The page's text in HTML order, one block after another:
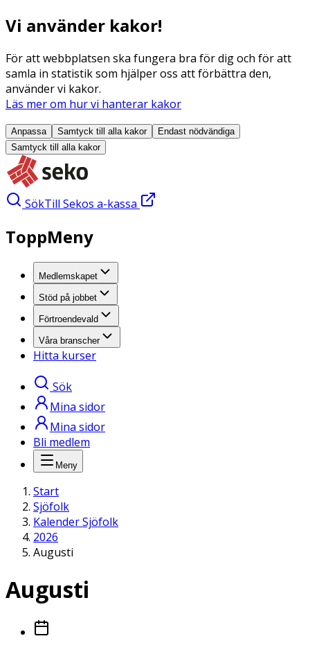
Vi använder kakor!
För att webbplatsen ska fungera bra för dig och för att
samla in statistik som hjälper oss att förbättra den,
använder vi kakor.
Läs mer om hur vi hanterar kakor
Anpassa Samtyck till alla kakor
Endast nödvändiga
Samtyck till alla kakor
SökTill Sekos a-kassa
ToppMeny
Medlemskapet
Stöd på jobbet
Förtroendevald
Våra branscher
Hitta kurser
Sök
Mina sidor
Mina sidor
Bli medlem
Meny
Start
Sjöfolk
Kalender Sjöfolk
2026
Augusti
Augusti